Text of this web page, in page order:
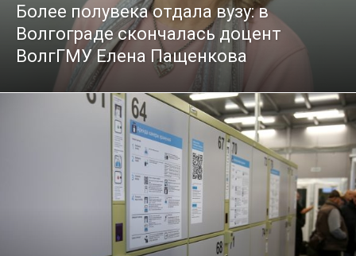
Более полувека отдала вузу: в
Волгограде скончалась доцент
ВолгГМУ Елена Пащенкова